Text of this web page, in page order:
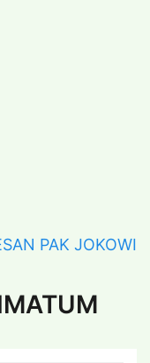
PAK JOKOWI